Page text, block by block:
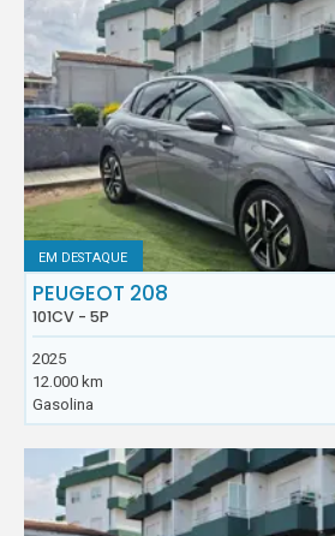
EM DESTAQUE
PEUGEOT 208
101CV - 5P
2025
12.000 km
Gasolina